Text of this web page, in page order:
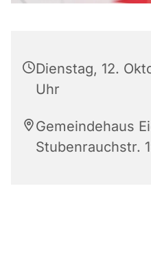
Dienstag, 12.
Uhr
Gemeindehaus
Stubenrauchstr.